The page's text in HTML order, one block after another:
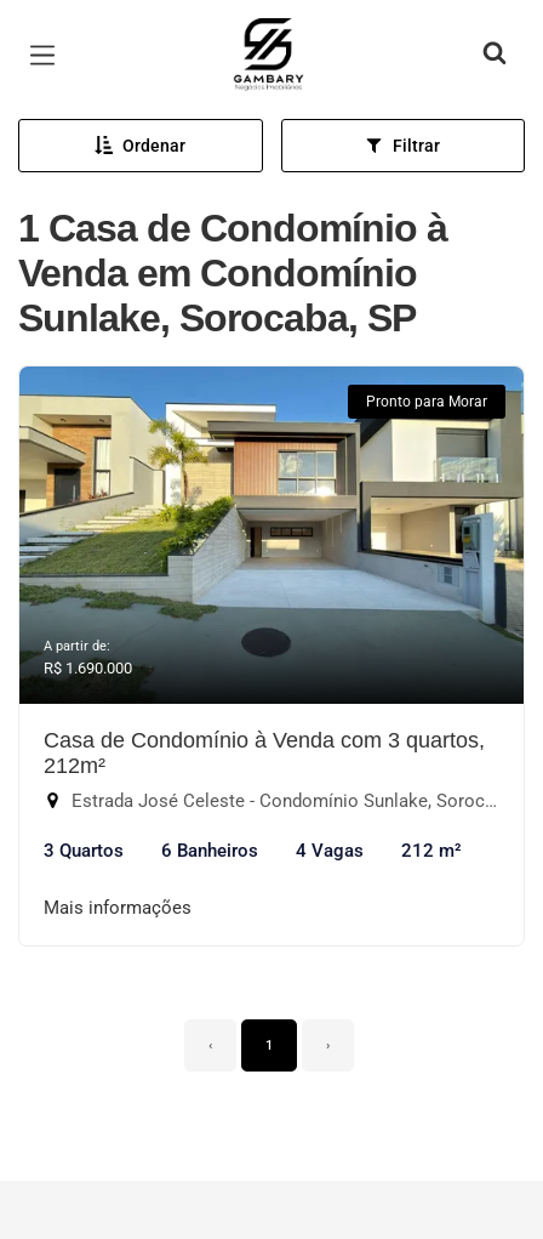
Página inicial
Ordenar Filtrar
1 Casa de Condomínio à
Venda em Condomínio
Sunlake, Sorocaba, SP
Pronto para Morar
A partir de:
R$ 1.690.000
Casa de Condomínio à Venda com 3 quartos,
212m²
Estrada José Celeste - Condomínio Sunlake, Sorocaba-SP
3 Quartos 6 Banheiros 4 Vagas 212 m²
Mais informações
‹ 1 ›